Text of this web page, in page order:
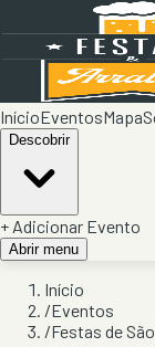
InícioEventosMapa
Descobrir
+ Adicionar Evento
Abrir menu
Início
/Eventos
/Festas de